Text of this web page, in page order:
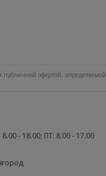
офертой, определяемой
- 18.00; ПТ: 8.00 - 17.00
,